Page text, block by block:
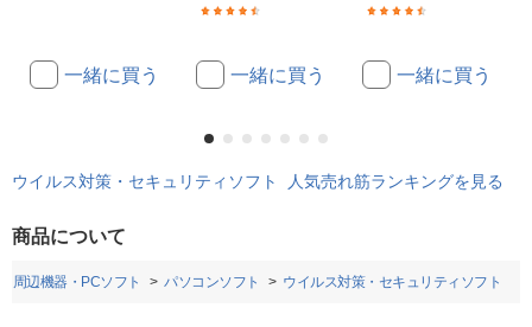
一緒に買う 一緒に買う 一緒に買う
ウイルス対策・セキュリティソフト 人気売れ筋ランキングを見る
商品について
周辺機器・PCソフト パソコンソフト ウイルス対策・セキュリティソフト